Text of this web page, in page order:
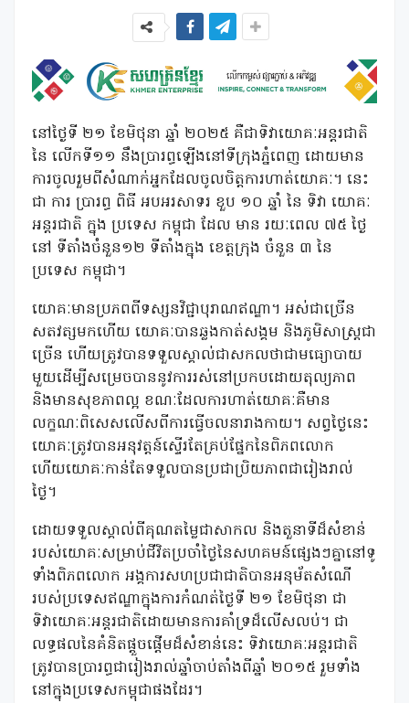
នៅថ្ងៃទី ២១ ខែមិថុនា ឆ្នាំ ២០២៥ គឺជាទិវាយោគៈអន្តរជាតិ
នៃ លើកទី១១ នឹងប្រារព្ធឡើងនៅទីក្រុងភ្នំពេញ ដោយមាន
ការចូលរួមពីសំណាក់អ្នកដែលចូលចិត្តការហាត់យោគៈ។ នេះ
ជា ការ ប្រារព្ធ ពិធី អបអរសាទរ ខួប ១០ ឆ្នាំ នៃ ទិវា យោគៈ
អន្តរជាតិ ក្នុង ប្រទេស កម្ពុជា ដែល មាន រយៈពេល ៧៥ ថ្ងៃ
នៅ ទីតាំងចំនួន១២ ទីតាំងក្នុង ខេត្តក្រុង ចំនួន ៣ នៃ
ប្រទេស កម្ពុជា។
យោគៈមានប្រភពពីទស្សនវិជ្ជាបុរាណឥណ្ឌា។ អស់ជាច្រើន
សតវត្សមកហើយ យោគៈបានឆ្លងកាត់សង្គម និងភូមិសាស្រ្តជា
ច្រើន ហើយត្រូវបានទទួលស្គាល់ជាសកលថាជាមធ្យោបាយ
មួយដើម្បីសម្រេចបាននូវការរស់នៅប្រកបដោយតុល្យភាព
និងមានសុខភាពល្អ ខណៈដែលការហាត់យោគៈគឺមាន
លក្ខណៈពិសេសលើសពីការធ្វើចលនារាងកាយ។ សព្វថ្ងៃនេះ
យោគៈត្រូវបានអនុវត្តន៍ស្ទើរតែគ្រប់ផ្នែកនៃពិភពលោក
ហើយយោគៈកាន់តែទទួលបានប្រជាប្រិយភាពជារៀងរាល់
ថ្ងៃ។
ដោយទទួលស្គាល់ពីគុណតម្លៃជាសាកល និងតួនាទីដ៏សំខាន់
របស់យោគៈសម្រាប់ជីវិតប្រចាំថ្ងៃនៃសហគមន៍ផ្សេងៗគ្នានៅទូ
ទាំងពិភពលោក អង្គការសហប្រជាជាតិបានអនុម័តសំណើ
របស់ប្រទេសឥណ្ឌាក្នុងការកំណត់ថ្ងៃទី ២១ ខែមិថុនា ជា
ទិវាយោគៈអន្តរជាតិដោយមានការគាំទ្រដ៏លើសលប់។ ជា
លទ្ធផលនៃគំនិតផ្តួចផ្តើមដ៏សំខាន់នេះ ទិវាយោគៈអន្តរជាតិ
ត្រូវបានប្រារព្ធជារៀងរាល់ឆ្នាំចាប់តាំងពីឆ្នាំ ២០១៥ រួមទាំង
នៅក្នុងប្រទេសកម្ពុជាផងដែរ។